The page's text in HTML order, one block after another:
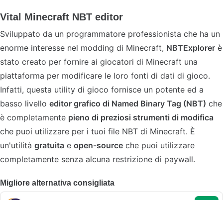
Vital Minecraft NBT editor
Sviluppato da un programmatore professionista che ha un
enorme interesse nel modding di Minecraft, NBTExplorer è
stato creato per fornire ai giocatori di Minecraft una
piattaforma per modificare le loro fonti di dati di gioco.
Infatti, questa utility di gioco fornisce un potente ed a
basso livello editor grafico di Named Binary Tag (NBT) che
è completamente pieno di preziosi strumenti di modifica
che puoi utilizzare per i tuoi file NBT di Minecraft. È
un'utilità gratuita e open-source che puoi utilizzare
completamente senza alcuna restrizione di paywall.
Migliore alternativa consigliata